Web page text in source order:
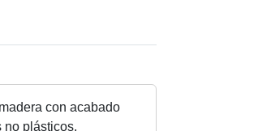
a
i
con acabado
no plásticos.